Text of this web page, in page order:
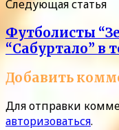
Следующая статья
Футболисты
“Сабуртало” в
Добавить
Для отправки
авторизоваться.